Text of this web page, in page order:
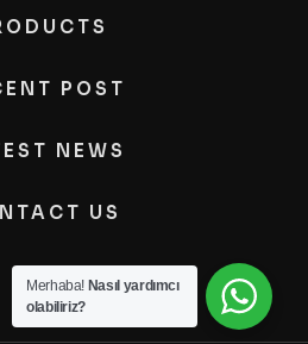
POST
NEWS
US
Merhaba! Nasıl yardımcı
olabiliriz?